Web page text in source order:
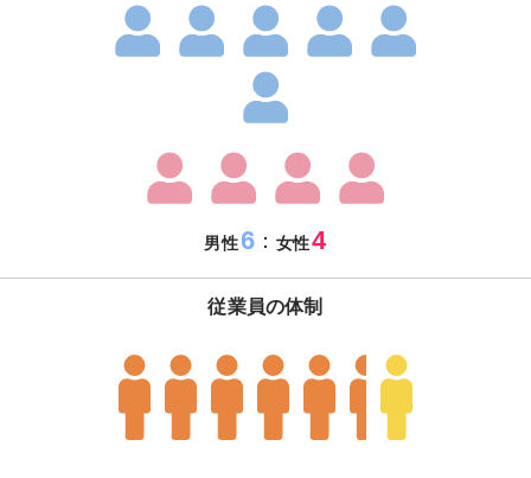
男性 6：女性4
従業員の体制